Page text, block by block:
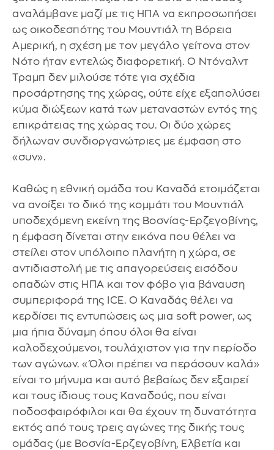
αναλάμβανε μαζί με τις ΗΠΑ να εκπροσωπήσει
ως οικοδεσπότης του Μουντιάλ τη Βόρεια
Αμερική, η σχέση με τον μεγάλο γείτονα στον
Νότο ήταν εντελώς διαφορετική. Ο Ντόναλντ
Τραμπ δεν μιλούσε τότε για σχέδια
προσάρτησης της χώρας, ούτε είχε εξαπολύσει
κύμα διώξεων κατά των μεταναστών εντός της
επικράτειας της χώρας του. Οι δύο χώρες
δήλωναν συνδιοργανώτριες με έμφαση στο
«συν».
Καθώς η εθνική ομάδα του Καναδά ετοιμάζεται
να ανοίξει το δικό της κομμάτι του Μουντιάλ
υποδεχόμενη εκείνη της Βοσνίας-Ερζεγοβίνης,
η έμφαση δίνεται στην εικόνα που θέλει να
στείλει στον υπόλοιπο πλανήτη η χώρα, σε
αντιδιαστολή με τις απαγορεύσεις εισόδου
οπαδών στις ΗΠΑ και τον φόβο για βάναυση
συμπεριφορά της ICE. Ο Καναδάς θέλει να
κερδίσει τις εντυπώσεις ως μια soft power, ως
μια ήπια δύναμη όπου όλοι θα είναι
καλοδεχούμενοι, τουλάχιστον για την περίοδο
των αγώνων. «Όλοι πρέπει να περάσουν καλά»
είναι το μήνυμα και αυτό βεβαίως δεν εξαιρεί
και τους ίδιους τους Καναδούς, που είναι
ποδοσφαιρόφιλοι και θα έχουν τη δυνατότητα
εκτός από τους τρεις αγώνες της δικής τους
ομάδας (με Βοσνία-Ερζεγοβίνη, Ελβετία και